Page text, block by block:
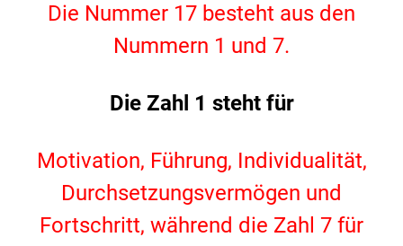
Die Nummer 17 besteht aus den
Nummern 1 und 7.
Die Zahl 1 steht für
Motivation, Führung, Individualität,
Durchsetzungsvermögen und
Fortschritt, während die Zahl 7 für